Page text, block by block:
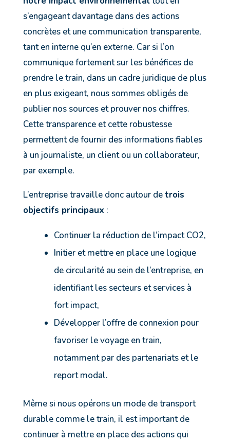
s’engageant davantage dans des actions
concrètes et une communication transparente,
tant en interne qu’en externe. Car si l’on
communique fortement sur les bénéfices de
prendre le train, dans un cadre juridique de plus
en plus exigeant, nous sommes obligés de
publier nos sources et prouver nos chiffres.
Cette transparence et cette robustesse
permettent de fournir des informations fiables
à un journaliste, un client ou un collaborateur,
par exemple.
L’entreprise travaille donc autour detrois
objectifs principaux :
Continuer la réduction de l’impact CO2,
Initier et mettre en place une logique
de circularité au sein de l’entreprise, en
identifiant les secteurs et services à
fort impact,
Développer l’offre de connexion pour
favoriser le voyage en train,
notamment par des partenariats et le
report modal.
Même si nous opérons un mode de transport
durable comme le train, il est important de
continuer à mettre en place des actions qui